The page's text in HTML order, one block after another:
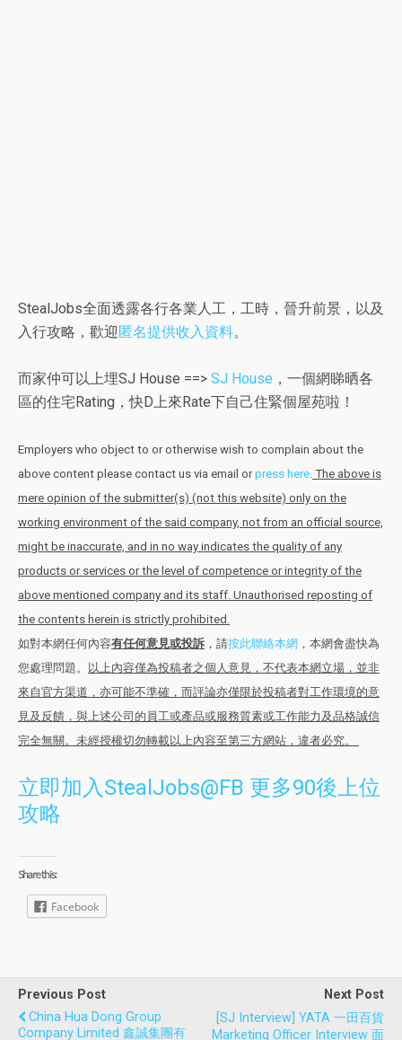
StealJobs全面透露各行各業人工，工時，晉升前景，以及
入行攻略，歡迎 匿名提供收入資料。
而家仲可以上埋SJ House ==> SJ House ，一個網睇晒各
區的住宅Rating，快D上來Rate下自己住緊個屋苑啦！
Employers who object to or otherwise wish to complain about the
above content please contact us via email orpress here. The above is
mere opinion of the submitter(s) (not this website) only on the
working environment of the said company, not from an official source,
might be inaccurate, and in no way indicates the quality of any
products or services or the level of competence or integrity of the
above mentioned company and its staff. Unauthorised reposting of
the contents herein is strictly prohibited.
如對本網任何內容有任何意見或投訴 ，請按此聯絡本網 ，本網會盡快為
您處理問題。
以上內容僅為投稿者之個人意見，不代表本網立場，並非
來自官方渠道，亦可能不準確，而評論亦僅限於投稿者對工作環境的意
見及反饋，與上述公司的員工或產品或服務質素或工作能力及品格誠信
完全無關。未經授權切勿轉載以上內容至第三方網站，違者必究。
立即加入StealJobs@FB 更多90後上位
攻略
Share this:
Facebook
Previous Post
China Hua Dong Group
Company Limited 鑫誠集團有
Next Post
[SJ Interview] YATA 一田百貨
Marketing Officer Interview 面